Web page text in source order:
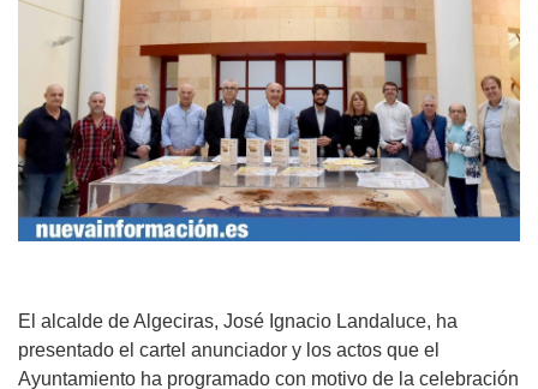
El alcalde de Algeciras, José Ignacio Landaluce, ha
presentado el cartel anunciador y los actos que el
Ayuntamiento ha programado con motivo de la celebración